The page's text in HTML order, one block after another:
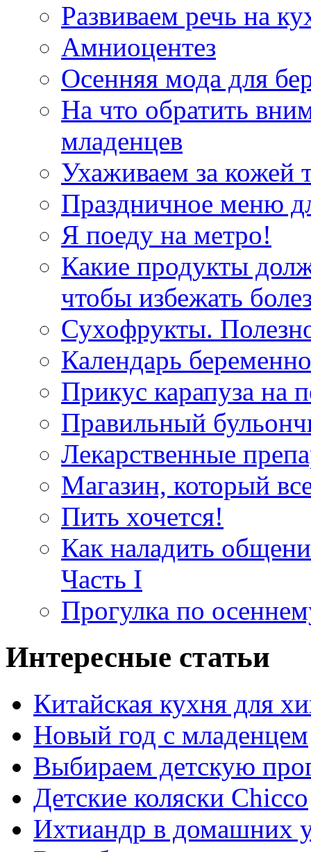
Развиваем речь на
Амниоцентез
Осенняя мода для
На что обратить
младенцев
Ухаживаем за кожей
Праздничное меню
Я поеду на метро!
Какие продукты
чтобы избежать
Сухофрукты.
Календарь
Прикус карапуза на
Правильный
Лекарственные
Магазин, который
Пить хочется!
Как наладить
Часть I
Прогулка по
Интересные статьи
Китайская кухня для
Новый год с младенцем
Выбираем детскую
Детские коляски Chicco
Ихтиандр в домашних